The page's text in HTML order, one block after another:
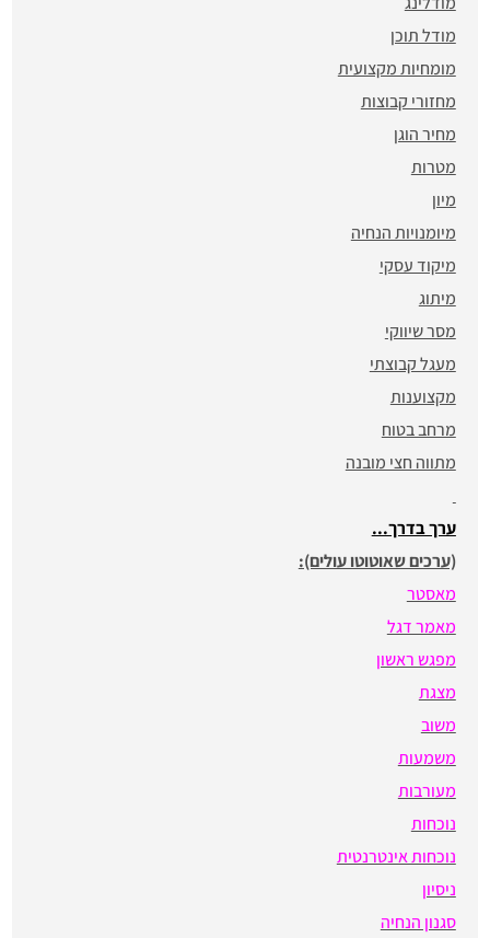
מודל תוכן
מומחיות מקצועית
מחזורי קבוצות
מחיר הוגן
מטרות
מיון
מיומנויות הנחיה
מיקוד עסקי
מיתוג
מסר שיווקי
מעגל קבוצתי
מקצוענות
מרחב בטוח
מתווה חצי מובנה
ערך בדרך...
(ערכים שאוטוטו עולים):
מאסטר
מאמר דגל
מפגש ראשון
מצגת
משוב
משמעות
מעורבות
נוכחות
נוכחות אינטרנטית
ניסיון
סגנון הנחיה